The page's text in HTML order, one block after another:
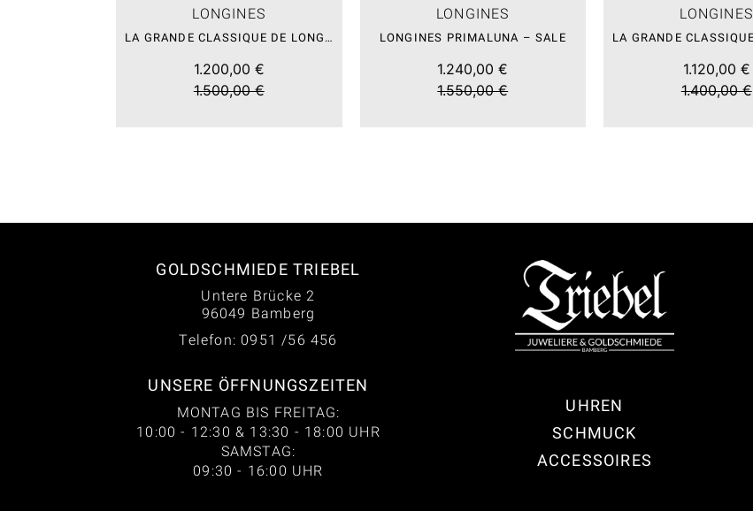
LONGINES
LA GRANDE CLASSIQUE DE LONGINES – SALE
1.200,00 €
1.500,00 €
LONGINES
LONGINES PRIMALUNA – SALE
1.240,00 €
1.550,00 €
LONGINES
1.120,00 €
1.400,00 €
GOLDSCHMIEDE TRIEBEL
Untere Brücke 2
96049 Bamberg
Telefon: 0951 /56 456
UNSERE ÖFFNUNGSZEITEN
MONTAG BIS FREITAG:
10:00 - 12:30 & 13:30 - 18:00 UHR
SAMSTAG:
09:30 - 16:00 UHR
UHREN
SCHMUCK
ACCESSOIRES